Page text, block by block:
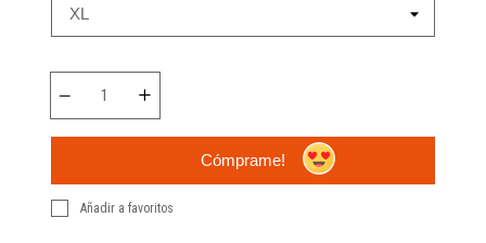
Cómprame!
Añadir a favoritos